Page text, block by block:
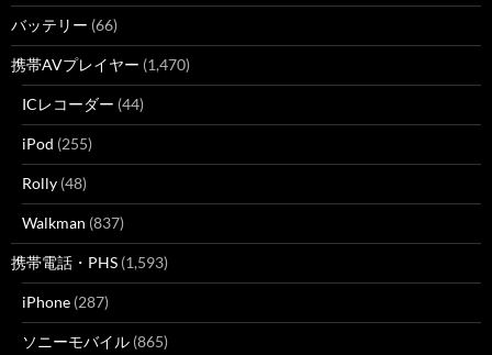
バッテリー (66)
携帯AVプレイヤー (1,470)
ICレコーダー (44)
iPod (255)
Rolly (48)
Walkman (837)
携帯電話・PHS (1,593)
iPhone (287)
ソニーモバイル (865)